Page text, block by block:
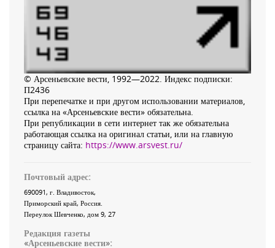
© Арсеньевские вести, 1992—2022. Индекс подписки:
П2436
При перепечатке и при другом использовании материалов,
ссылка на «Арсеньевские вести» обязательна.
При републикации в сети интернет так же обязательна
работающая ссылка на оригинал статьи, или на главную
страницу сайта: https://www.arsvest.ru/
Почтовый адрес:
690091, г. Владивосток,
Приморский край, Россия
Переулок Шевченко, дом 9, 27
Редакция газеты
«Арсеньевские вести»: